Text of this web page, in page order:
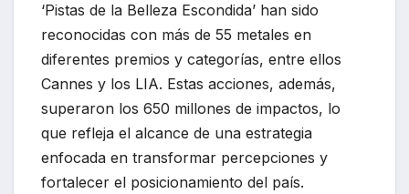
‘Pistas de la Belleza Escondida’ han sido
reconocidas con más de 55 metales en
diferentes premios y categorías, entre ellos
Cannes y los LIA. Estas acciones, además,
superaron los 650 millones de impactos, lo
que refleja el alcance de una estrategia
enfocada en transformar percepciones y
fortalecer el posicionamiento del país.